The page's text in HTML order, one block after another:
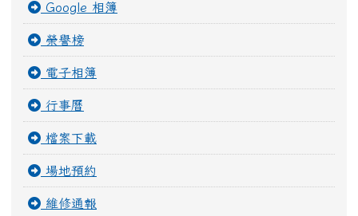
Google 相簿
榮譽榜
電子相簿
行事曆
檔案下載
場地預約
維修通報